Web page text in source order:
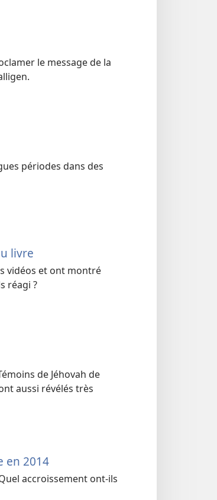
le message de la
périodes dans des
livre
vidéos et ont montré
réagi ?
de Jéhovah de
aussi révélés très
en 2014
accroissement ont-ils